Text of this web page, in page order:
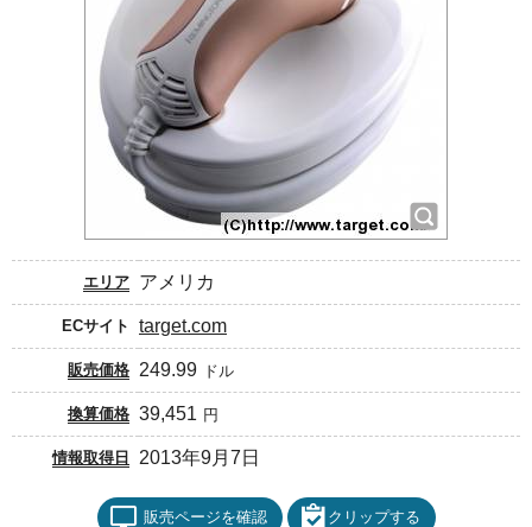
エリア アメリカ
ECサイト target.com
販売価格 249.99 ドル
換算価格 39,451 円
情報取得日 2013年9月7日
販売ページを確認 クリップする